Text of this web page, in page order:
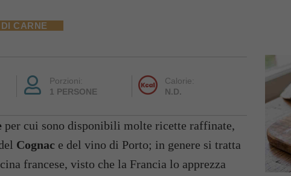
CARNE
Porzioni:
1 PERSONE
Calorie:
N.D.
per cui sono disponibili molte ricette raffinate,
Cognac e del vino di Porto; in genere si tratta
francese, visto che la Francia lo apprezza